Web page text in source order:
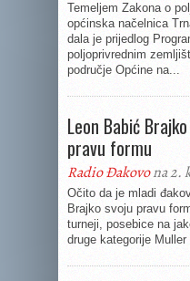
Temeljem Zakona o
općinska načelnica
dala je prijedlog
poljoprivrednim
područje Općine na...
Leon Babić
pravu formu
Radio Đakovona 2.
Očito da je mladi
Brajko svoju pravu
turneji, posebice na
druge kategorije Muller